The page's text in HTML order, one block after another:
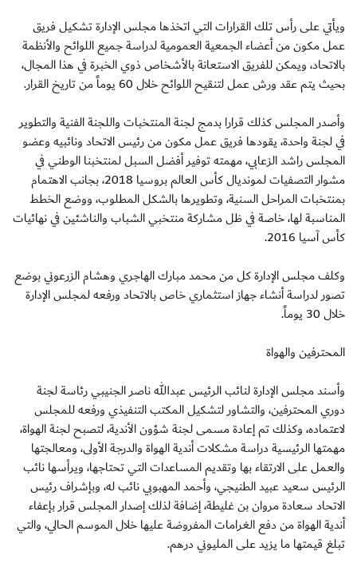
ويأتي على رأس تلك القرارات التي اتخذها مجلس الإدارة تشكيل فريق
عمل مكون من أعضاء الجمعية العمومية لدراسة جميع اللوائح والأنظمة
بالاتحاد، ويمكن للفريق الاستعانة بالأشخاص ذوي الخبرة في هذا المجال،
بحيث يتم عقد ورش عمل لتنقيح اللوائح خلال 60 يوماً من تاريخ القرار.
وأصدر المجلس كذلك قرارا بدمج لجنة المنتخبات واللجنة الفنية والتطوير
في لجنة واحدة، يقودها فريق عمل مكون من رئيس الاتحاد ونائبيه وعضو
المجلس راشد الزعابي، مهمته توفير أفضل السبل لمنتخبنا الوطني في
مشوار التصفيات لمونديال كأس العالم بروسيا 2018، بجانب الاهتمام
بمنتخبات المراحل السنية، وتطويرها بالشكل المطلوب، ووضع الخطط
المناسبة لها، خاصة في ظل مشاركة منتخبي الشباب والناشئين في نهائيات
كأس آسيا 2016.
وكلف مجلس الإدارة كل من محمد مبارك الهاجري وهشام الزرعوني بوضع
تصور لدراسة أنشاء جهاز استثماري خاص بالاتحاد ورفعه لمجلس الإدارة
خلال 30 يوماً.
المحترفين والهواة
وأسند مجلس الإدارة لنائب الرئيس عبدالله ناصر الجنيبي رئاسة لجنة
دوري المحترفين، والتشاور لتشكيل المكتب التنفيذي ورفعه للمجلس
لاعتماده، وكذلك تم إعادة مسمى لجنة شؤون الأندية، لتصبح لجنة الهواة،
مهمتها الرئيسية دراسة مشكلات أندية الهواة والدرجة الأولى، ومعالجتها
والعمل على الارتقاء بها وتقديم المساعدات التي تحتاجها، ويرأسها نائب
الرئيس سعيد عبيد الطنيجي، وأحمد المهبوبي نائب له، وبإشراف رئيس
الاتحاد سعادة مروان بن غليطة، إضافة لذلك إصدار المجلس قرار بإعفاء
أندية الهواة من دفع الغرامات المفروضة عليها خلال الموسم الحالي، والتي
تبلغ قيمتها ما يزيد على المليوني درهم.